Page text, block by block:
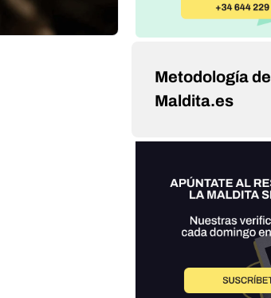
Metodología de
Maldita.es